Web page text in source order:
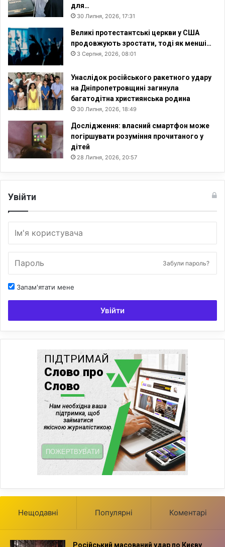
для…
30 Липня, 2026, 17:31
Великі протестантські церкви у США
продовжують зростати, тоді як менші…
3 Серпня, 2026, 08:01
Унаслідок російського ракетного удару
на Дніпропетровщині загинула
багатодітна християнська родина
30 Липня, 2026, 18:49
Дослідження: власний смартфон може
погіршувати розуміння прочитаного у
дітей
28 Липня, 2026, 20:57
Увійти
Забули пароль?
Запам'ятати мене
Увійти
Нещодавні Популярні Коментарі
Російський масований удар по Києву